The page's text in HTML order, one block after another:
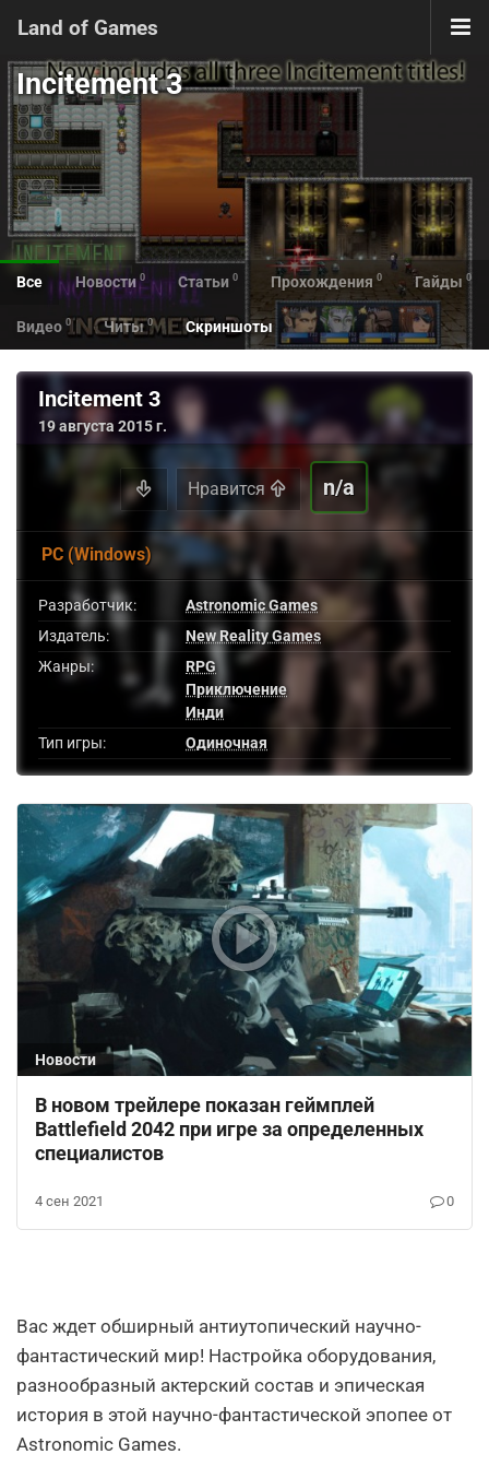
Land of Games
Incitement 3
Все Новости 0 Статьи 0 Прохождения 0 Гайды 0
Видео 0 Читы 0 Скриншоты
Incitement 3
19 августа 2015 г.
Нравится n/a
PC (Windows)
Разработчик:
Astronomic Games
Издатель:
New Reality Games
Жанры:
RPG
Приключение
Инди
Тип игры:
Одиночная
Новости
В новом трейлере показан геймплей
Battlefield 2042 при игре за определенных
специалистов
4 сен 2021 0
Вас ждет обширный антиутопический научно-
фантастический мир! Настройка оборудования,
разнообразный актерский состав и эпическая
история в этой научно-фантастической эпопее от
Astronomic Games.